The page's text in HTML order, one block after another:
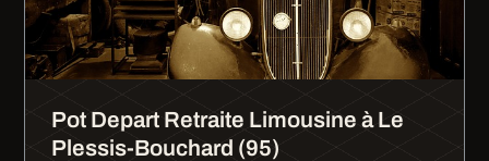
Pot Depart Retraite Limousine à Le
Plessis-Bouchard (95)